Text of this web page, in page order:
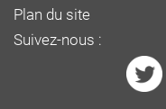
Plan du site
Suivez-nous :